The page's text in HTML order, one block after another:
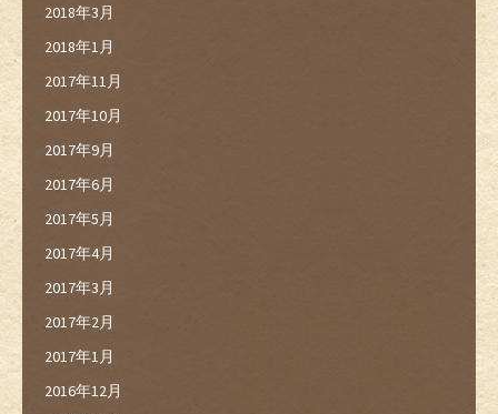
2018年3月
2018年1月
2017年11月
2017年10月
2017年9月
2017年6月
2017年5月
2017年4月
2017年3月
2017年2月
2017年1月
2016年12月